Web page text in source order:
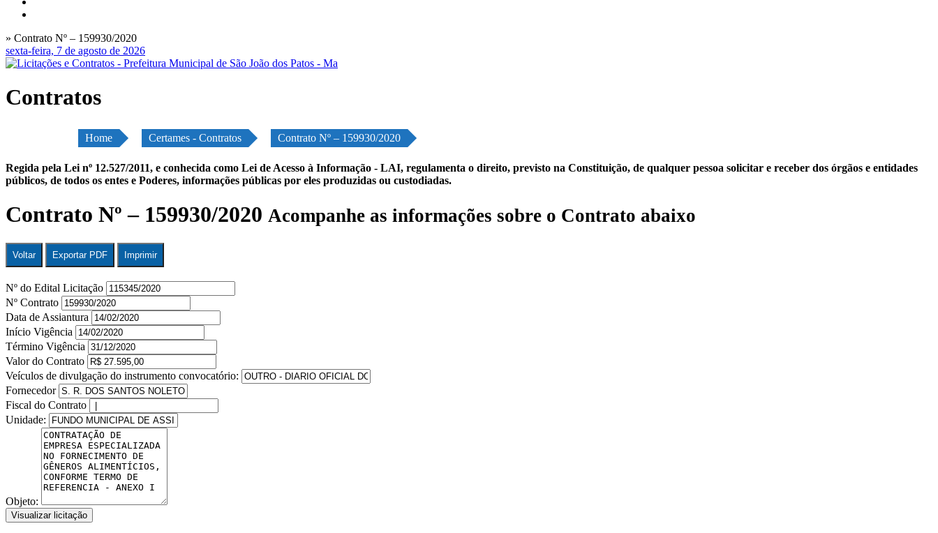
» Contrato Nº – 159930/2020
sexta-feira, 7 de agosto de 2026
Contratos
Home Certames - Contratos Contrato Nº – 159930/2020
Regida pela Lei nº 12.527/2011, e conhecida como Lei de Acesso à Informação - LAI, regulamenta o direito, previsto na Constituição, de qualquer pessoa solicitar e receber dos órgãos e entidades
públicos, de todos os entes e Poderes, informações públicas por eles produzidas ou custodiadas.
Contrato Nº – 159930/2020 Acompanhe as informações sobre o Contrato abaixo
Voltar Exportar PDF Imprimir
Nº do Edital Licitação
Nº Contrato
Data de Assiantura
Início Vigência
Término Vigência
Valor do Contrato
Veículos de divulgação do instrumento convocatório:
Fornecedor
Fiscal do Contrato
Unidade:
Objeto:
Visualizar licitação